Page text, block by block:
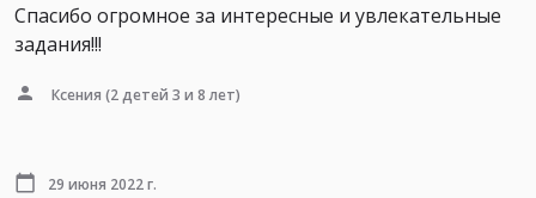
Спасибо огромное за интересные и увлекательные
задания!!!
Ксения (2 детей 3 и 8 лет)
29 июня 2022 г.